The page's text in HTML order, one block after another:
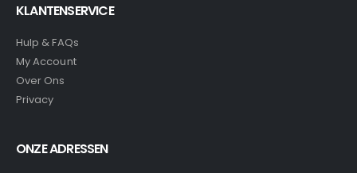
KLANTENSERVICE
Hulp & FAQs
My Account
Over Ons
Privacy
ONZE ADRESSEN